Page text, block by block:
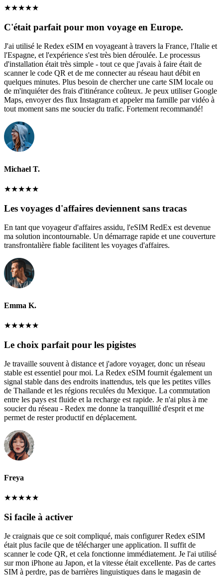
★★★★★
C'était parfait pour mon voyage en Europe.
J'ai utilisé le Redex eSIM en voyageant à travers la France, l'Italie et
l'Espagne, et l'expérience s'est très bien déroulée. Le processus
d'installation était très simple - tout ce que j'avais à faire était de
scanner le code QR et de me connecter au réseau haut débit en
quelques minutes. Plus besoin de chercher une carte SIM locale ou
de m'inquiéter des frais d'itinérance coûteux. Je peux utiliser Google
Maps, envoyer des flux Instagram et appeler ma famille par vidéo à
tout moment sans me soucier du trafic. Fortement recommandé!
Michael T.
★★★★★
Les voyages d'affaires deviennent sans tracas
En tant que voyageur d'affaires assidu, l'eSIM RedEx est devenue
ma solution incontournable. Un démarrage rapide et une couverture
transfrontalière fiable facilitent les voyages d'affaires.
Emma K.
★★★★★
Le choix parfait pour les pigistes
Je travaille souvent à distance et j'adore voyager, donc un réseau
stable est essentiel pour moi. La Redex eSIM fournit également un
signal stable dans des endroits inattendus, tels que les petites villes
de Thaïlande et les régions reculées du Mexique. La commutation
entre les pays est fluide et la recharge est rapide. Je n'ai plus à me
soucier du réseau - Redex me donne la tranquillité d'esprit et me
permet de rester productif en déplacement.
Freya
★★★★★
Si facile à activer
Je craignais que ce soit compliqué, mais configurer Redex eSIM
était plus facile que de télécharger une application. Il suffit de
scanner le code QR, et cela fonctionne immédiatement. Je l'ai utilisé
sur mon iPhone au Japon, et la vitesse était excellente. Pas de cartes
SIM à perdre, pas de barrières linguistiques dans le magasin de